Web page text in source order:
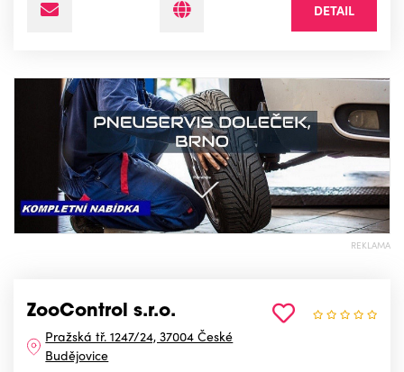
DETAIL
REKLAMA
ZooControl s.r.o.
Pražská tř. 1247/24, 37004 České
Budějovice